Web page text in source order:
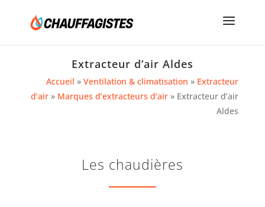
Extracteur d’air Aldes
Accueil »Ventilation & climatisation » Extracteur
d’air » Marques d’extracteurs d’air » Extracteur d’air
Aldes
Les chaudières